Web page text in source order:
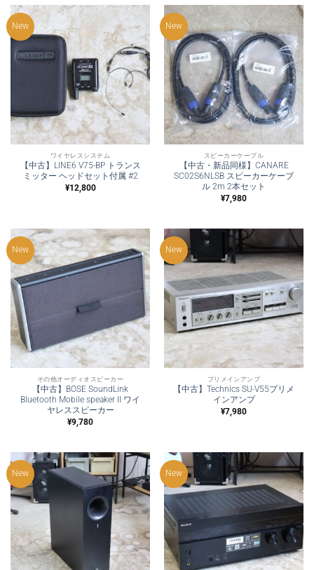
New
ワイヤレスシステム
【中古】LINE6 V75-BP トランス
ミッター ヘッドセット付属 #2
¥12,800
New
スピーカーケーブル
【中古・新品同様】CANARE
SC02S6NLSB スピーカーケーブ
ル 2m 2本セット
¥7,980
New
その他オーディオスピーカー
【中古】BOSE SoundLink
Bluetooth Mobile speaker II ワイ
ヤレススピーカー
¥9,780
New
プリメインアンプ
【中古】Technics SU-V55プリメ
インアンプ
¥7,980
New New